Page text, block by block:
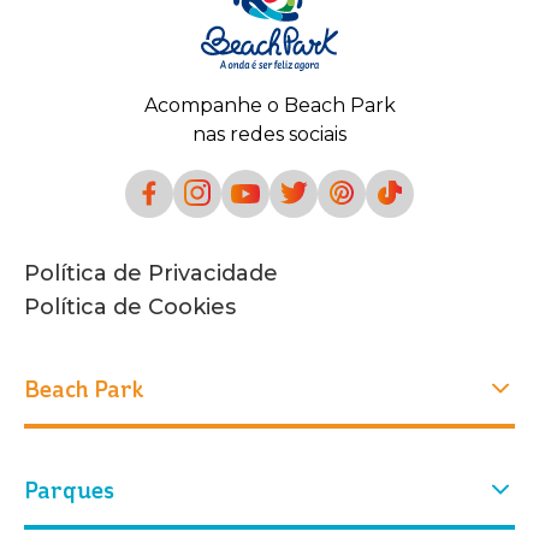
Acompanhe o Beach Park
nas redes sociais
Política de Privacidade
Política de Cookies
Beach Park
Quem Somos
Parques